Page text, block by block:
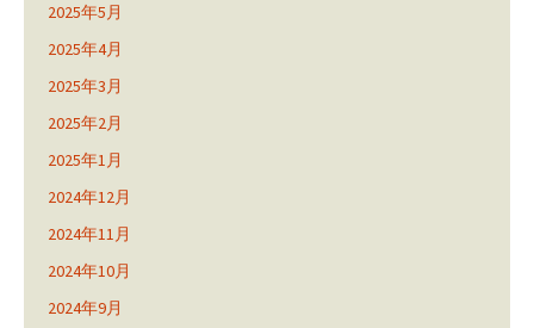
2025年5月
2025年4月
2025年3月
2025年2月
2025年1月
2024年12月
2024年11月
2024年10月
2024年9月